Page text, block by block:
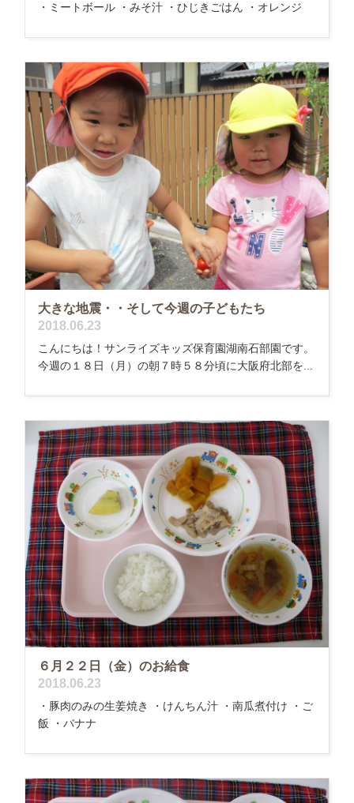
・ミートボール ・みそ汁 ・ひじきごはん ・オレンジ
大きな地震・・そして今週の子どもたち
2018.06.23
こんにちは！サンライズキッズ保育園湖南石部園です。
今週の１８日（月）の朝７時５８分頃に大阪府北部を...
６月２２日（金）のお給食
2018.06.23
・豚肉のみの生姜焼き ・けんちん汁 ・南瓜煮付け ・ご
飯 ・バナナ